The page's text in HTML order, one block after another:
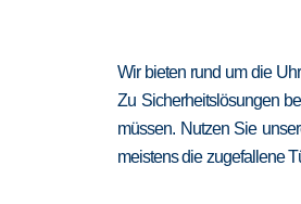
Wir bieten rund um die
Zu Sicherheitslösungen
müssen. Nutzen Sie
meistens die zugefallene